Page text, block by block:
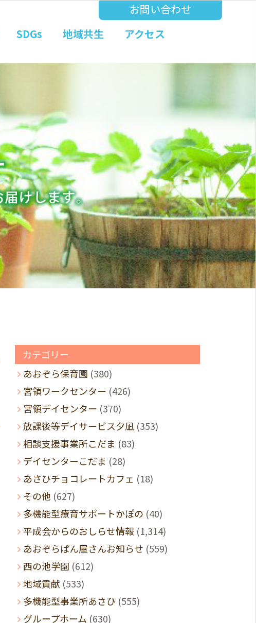
お問い合わせ
SDGs 地域共生 アクセス
カテゴリー
あおぞら保育園 (380)
宮領ワークセンター (426)
宮領デイセンター (370)
放課後等デイサービス夕凪 (353)
相談支援事業所こだま (83)
デイセンターこだま (28)
あさひチョコレートカフェ (18)
その他 (627)
多機能型療育サポートかぽの (40)
平成会からのおしらせ情報 (1,314)
あおぞらぱん屋さんお知らせ (559)
西の池学園 (612)
地域貢献 (533)
多機能型事業所あさひ (555)
グループホーム (630)